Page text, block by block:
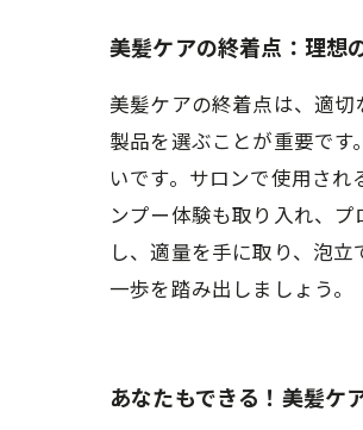
美髪ケアの終着点：理想
美髪ケアの終着点は、適
製品を選ぶことが重要で
いです。サロンで使用さ
ンプー体験も取り入れ、
し、適量を手に取り、泡
一歩を踏み出しましょう。
あなたもできる！美髪ケ